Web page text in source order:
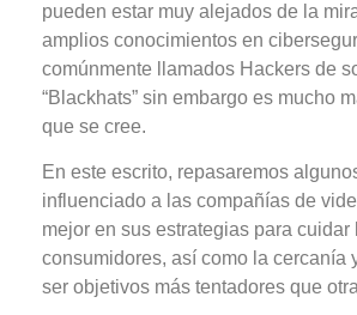
pueden estar muy alejados de la
amplios conocimientos en
comúnmente llamados Hackers de
“Blackhats” sin embargo es mucho
que se cree.
En este escrito, repasaremos
influenciado a las compañías de
mejor en sus estrategias para cuidar
consumidores, así como la cercanía
ser objetivos más tentadores que